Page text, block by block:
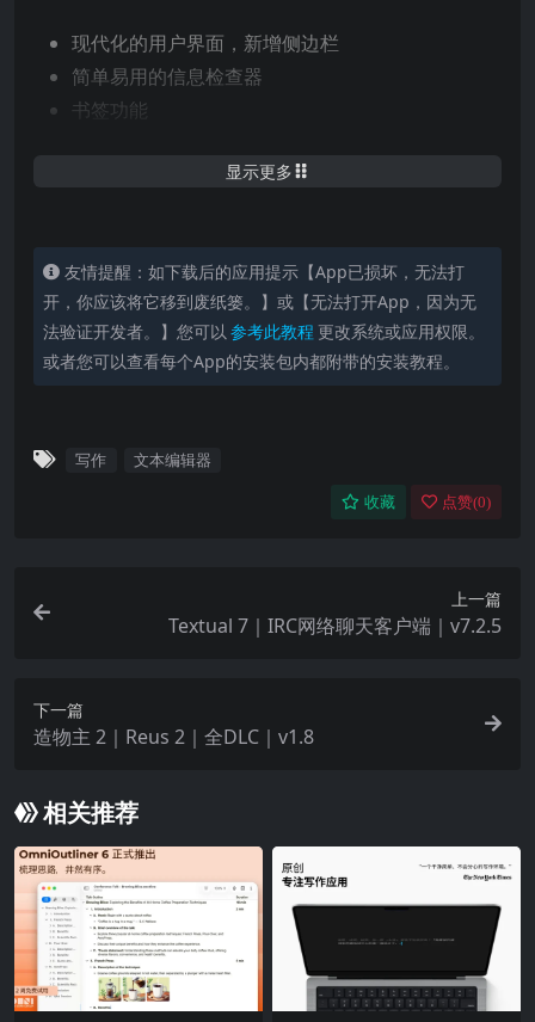
现代化的用户界面，新增侧边栏
简单易用的信息检查器
书签功能
Odin、OpenSCAD、Pkl、Protocol Buffers、VTT
和 XMP
针对 macOS Sonoma 进行了优化
更强大的高级查找、列编辑、比较和信息功能
显示更多
友情提醒：如下载后的应用提示【App已损坏，无法打
开，你应该将它移到废纸篓。】或【无法打开App，因为无
法验证开发者。】您可以 参考此教程 更改系统或应用权限。
或者您可以查看每个App的安装包内都附带的安装教程。
写作 文本编辑器
收藏 点赞(0)
上一篇
Textual 7｜IRC网络聊天客户端｜v7.2.5
下一篇
造物主 2｜Reus 2｜全DLC｜v1.8
相关推荐